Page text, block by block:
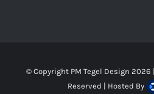
© Copyright PM Tegel Design 2026 |
Reserved | Hosted By